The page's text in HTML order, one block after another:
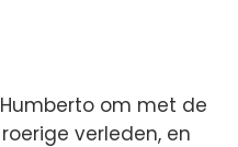
om met de
verleden, en